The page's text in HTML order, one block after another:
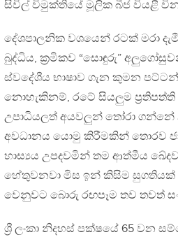
සිවිල් විමුක්තියේ මූලික බීජ වියළී
දේශපාලනික වශයෙන් රටක් මරා
බුද්ධිය, ක්‍රමිකව “සොඳුරු”
ස්වදේශීය භාෂාව ගැන කුමන
නොහැකිනම්, රටේ සියලුම
උපාධියලත් අයවලුන් තෝරා ගන්නේ
අවධානය යොමු කිරීමකින් තොරව
හාස්‍යය උපදවමින් තම ආත්මීය
හේතුවනවා මිස ඉන් කිසිම සුගතියක්
වෙනුවට බොරු රඟපෑම තව තවත්
ශ්‍රී ලංකා නිදහස් පක්ෂයේ 65 වන